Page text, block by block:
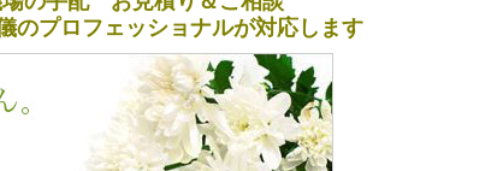
のプロフェッショナルが対応します